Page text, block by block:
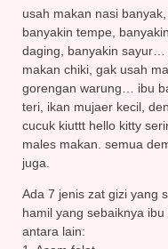
usah makan nasi
banyakin tempe,
daging, banyakin sayur…
makan chiki, gak usah
gorengan warung… ibu
teri, ikan mujaer kecil,
cucuk kiuttt hello kitty
males makan. semua
juga.
Ada 7 jenis zat gizi yang
hamil yang sebaiknya
antara lain: